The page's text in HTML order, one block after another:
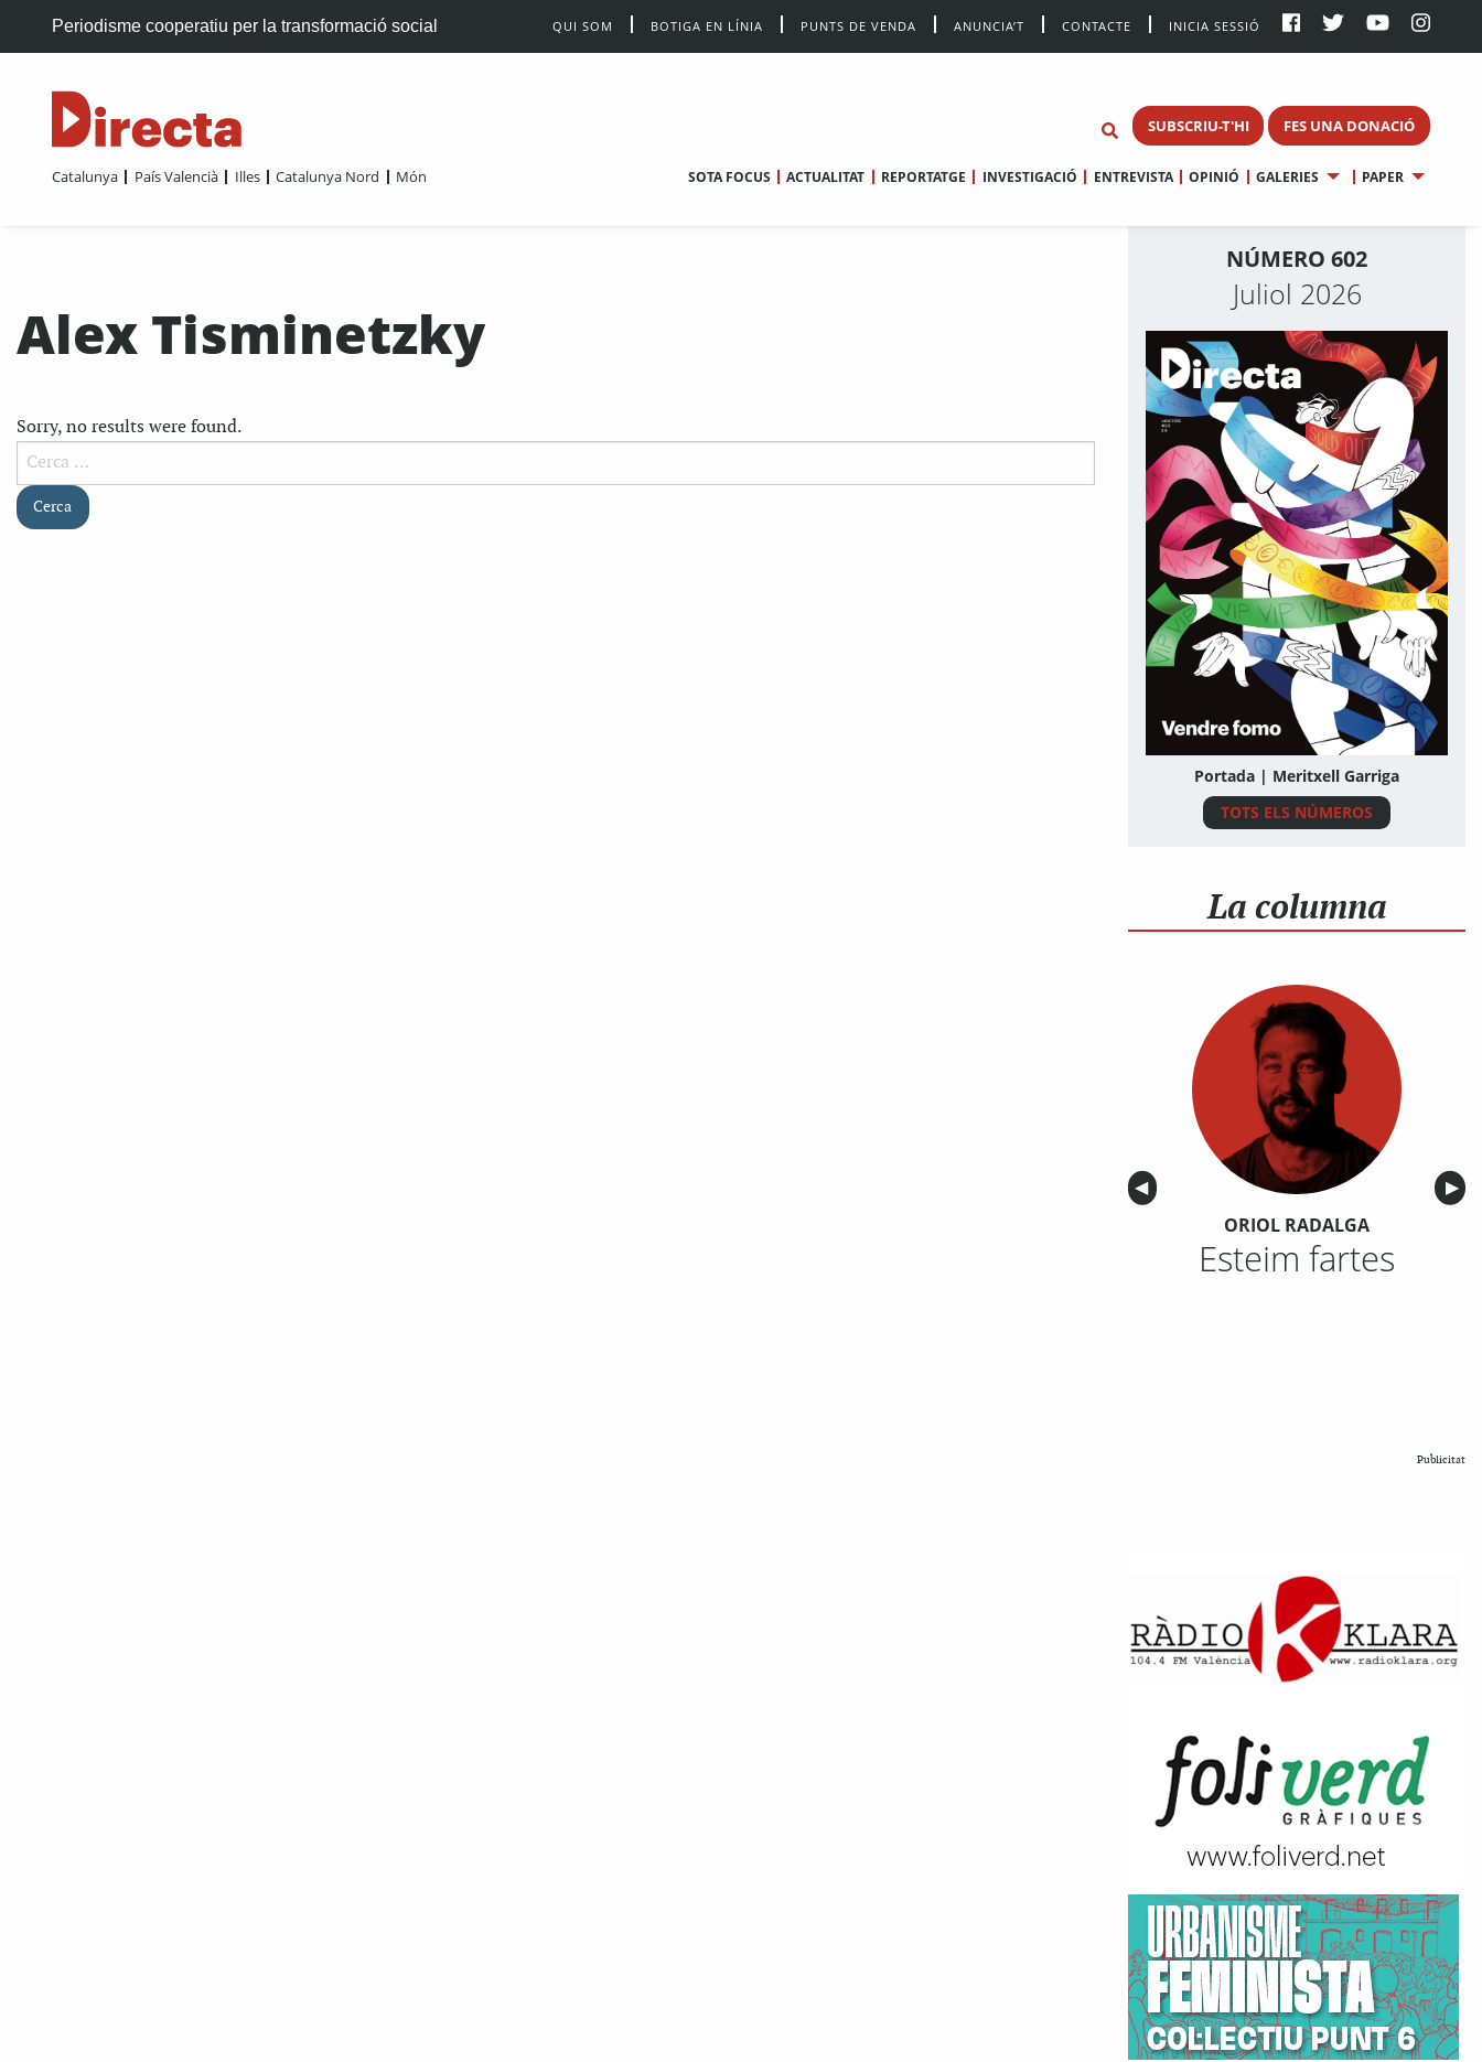
Periodisme cooperatiu per la transformació social QUI SOM BOTIGA EN LÍNIA PUNTS DE VENDA ANUNCIA’T CONTACTE INICIA SESSIÓ
SUBSCRIU-T'HI FES UNA DONACIÓ
Catalunya País Valencià Illes Catalunya Nord Món SOTA FOCUS ACTUALITAT REPORTATGE INVESTIGACIÓ ENTREVISTA OPINIÓ GALERIES PAPER
Alex Tisminetzky
Sorry, no results were found.
Cerca:
NÚMERO 602
Juliol 2026
Portada | Meritxell Garriga
TOTS ELS NÚMEROS
La columna
Anterior
◀︎ ▶︎
ORIOL RADALGA
Esteim fartes
Publicitat